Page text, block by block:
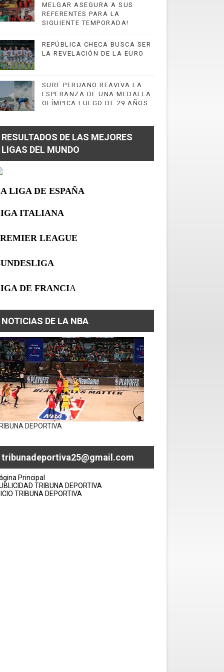
MELGAR ASEGURA A SUS
REFERENTES PARA LA
SIGUIENTE TEMPORADA!
REPÚBLICA CHECA BUSCA SER
LA REVELACIÓN DE LA EURO
SURF PERUANO REAVIVA LA
ESPERANZA DE UNA MEDALLA
OLÍMPICA LUEGO DE 29 AÑOS
RESULTADOS DE LAS MEJORES
LIGAS DEL MUNDO
LIGA DE ESPAÑA
ITALIANA
LEAGUE
DE FRANCIA
NOTICIAS DE LA NBA
DEPORTIVA
tribunadeportiva25@gmail.com
Principal
TRIBUNA DEPORTIVA
TRIBUNA DEPORTIVA